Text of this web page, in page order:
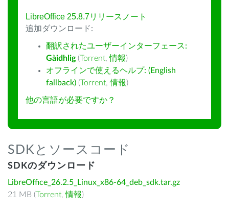
LibreOffice 25.8.7リリースノート
追加ダウンロード:
翻訳されたユーザーインターフェース:
Gàidhlig (Torrent,情報)
オフラインで使えるヘルプ: (English
fallback) (Torrent,情報)
他の言語が必要ですか？
SDKとソースコード
SDKのダウンロード
LibreOffice_26.2.5_Linux_x86-64_deb_sdk.tar.gz
21 MB (Torrent,情報)